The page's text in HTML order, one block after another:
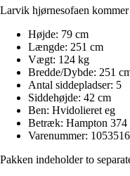
Larvik hjørnesofaen
Højde: 79 cm
Længde: 251 cm
Vægt: 124 kg
Bredde/Dybde: 251
Antal siddepladser: 5
Siddehøjde: 42 cm
Ben: Hvidolieret eg
Betræk: Hampton 374
Varenummer: 1053516
Pakken indeholder to